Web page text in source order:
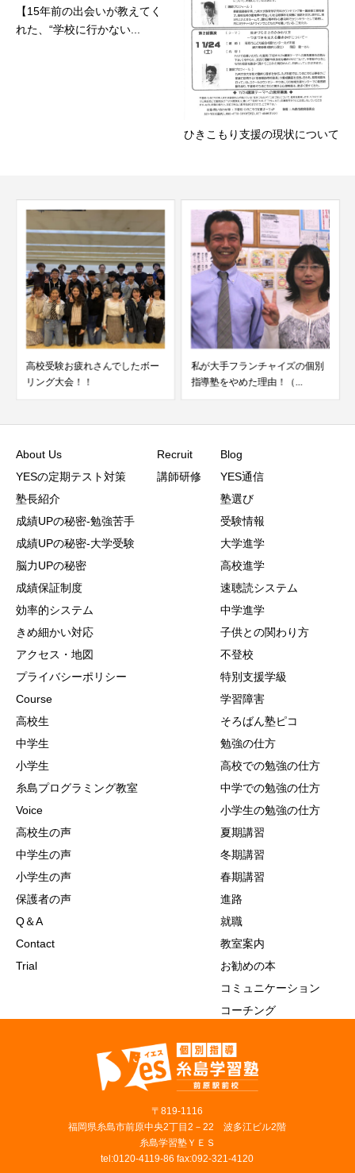
【15年前の出会いが教えてく
れた、“学校に行かない...
ひきこもり支援の現状について
私が大手フランチャイズの個別
指導塾をやめた理由！（...
国語の偏差値が２５から５６に
アップしました＾＾（授...
About Us
YESの定期テスト対策
塾長紹介
成績UPの秘密-勉強苦手
成績UPの秘密-大学受験
脳力UPの秘密
成績保証制度
効率的システム
きめ細かい対応
アクセス・地図
プライバシーポリシー
Course
高校生
中学生
小学生
糸島プログラミング教室
Voice
高校生の声
中学生の声
小学生の声
保護者の声
Q＆A
Contact
Trial
Recruit
講師研修
Blog
YES通信
塾選び
受験情報
大学進学
高校進学
速聴読システム
中学進学
子供との関わり方
不登校
特別支援学級
学習障害
そろばん塾ピコ
勉強の仕方
高校での勉強の仕方
中学での勉強の仕方
小学生の勉強の仕方
夏期講習
冬期講習
春期講習
進路
就職
教室案内
お勧めの本
コミュニケーション
コーチング
〒819‐1116
福岡県糸島市前原中央2丁目2－22 波多江ビル2階
糸島学習塾ＹＥＳ
tel:0120-4119-86 fax:092-321-4120